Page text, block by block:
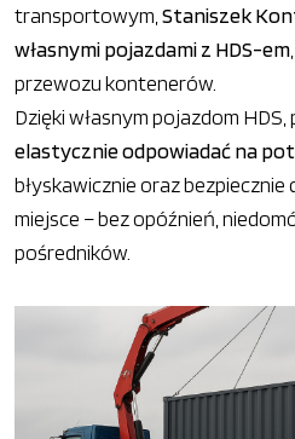
transportowym, Staniszek
własnymi pojazdami z HDS-em
przewozu kontenerów.
Dzięki własnym pojazdom
elastycznie odpowiadać na
błyskawicznie oraz
miejsce – bez opóźnień,
pośredników.